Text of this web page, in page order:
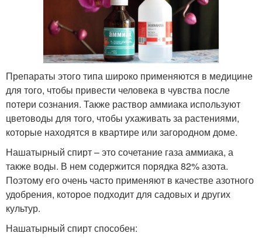
Препараты этого типа широко применяются в медицине
для того, чтобы привести человека в чувства после
потери сознания. Также раствор аммиака используют
цветоводы для того, чтобы ухаживать за растениями,
которые находятся в квартире или загородном доме.
Нашатырный спирт – это сочетание газа аммиака, а
также воды. В нем содержится порядка 82% азота.
Поэтому его очень часто применяют в качестве азотного
удобрения, которое подходит для садовых и других
культур.
Нашатырный спирт способен: